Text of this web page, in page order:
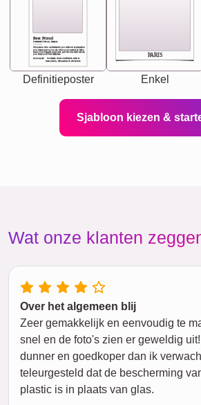
Best Friend
[<NAME>] Noun, feminie
Synonyms: Soulmate, closet confidante, sister at
heart person, life partner in adventure.
The person who understands you without explanation
you accepts just as you are. She's your partner in life's,
chaos your biggest supporter, and the one with whom
you share your best memories.
Definitieposter
PARIS
Enkel
Sjabloon kiezen &
Wat onze klanten
Over het algemeen blij
Zeer gemakkelijk en eenvoudig te
snel en de foto's zien er geweldig
dunner en goedkoper dan ik
teleurgesteld dat de bescherming
plastic is in plaats van glas.